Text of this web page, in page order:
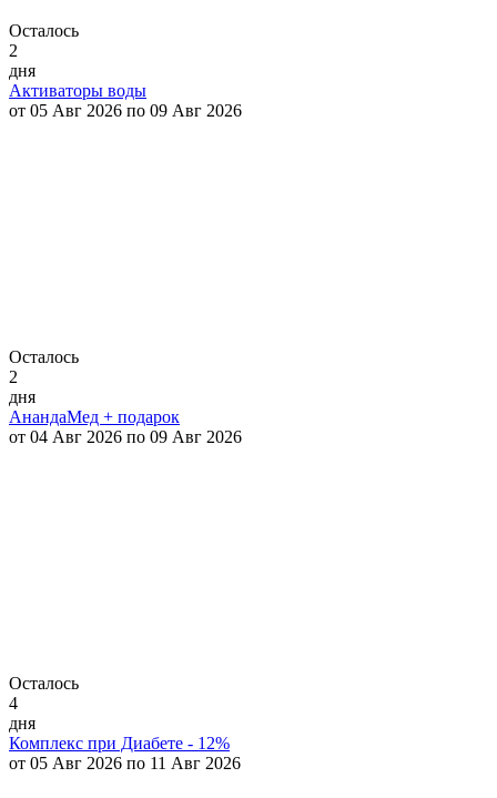
Осталось
2
дня
Активаторы воды
от 05 Авг 2026 по 09 Авг 2026
Осталось
2
дня
АнандаМед + подарок
от 04 Авг 2026 по 09 Авг 2026
Осталось
4
дня
Комплекс при Диабете - 12%
от 05 Авг 2026 по 11 Авг 2026